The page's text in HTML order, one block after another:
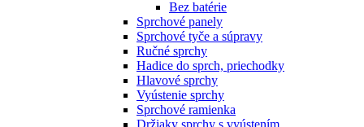
Bez batérie
Sprchové panely
Sprchové tyče a súpravy
Ručné sprchy
Hadice do sprch, priechodky
Hlavové sprchy
Vyústenie sprchy
Sprchové ramienka
Držiaky sprchy s vyústením